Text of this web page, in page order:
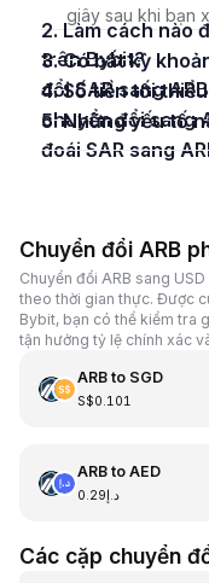
giây sau khi bạn
2. Làm cách nào để chuyển đổi SAR sang ARB
trên Bybit?
3. Có bất kỳ khoản phí nào cho việc chuyển
đổi SAR sang
4. Số tiền tối thiểu của SAR mà tôi có thể
chuyển đổi sang
5. Những yếu tố nào ảnh hưởng đến tỷ giá hối
đoái SAR sang
Chuyển đổi ARB
Chuyển đổi ARB sang
theo thời gian thực. Được
Bybit, bạn có thể kiểm tra
tận hưởng tỷ lệ chính xác
ARBto SGD
S$0.101
ARBto AED
د.إ0.29
Các cặp chuyển